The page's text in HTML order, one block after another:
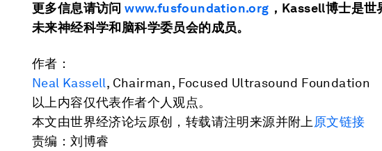
更多信息请访问 www.fusfoundation.org ，Kassell博士是
未来神经科学和脑科学委员会的成员。
作者：
Neal Kassell, Chairman, Focused Ultrasound Foundation
以上内容仅代表作者个人观点。
本文由世界经济论坛原创，转载请注明来源并附上原文链接
责编：刘博睿